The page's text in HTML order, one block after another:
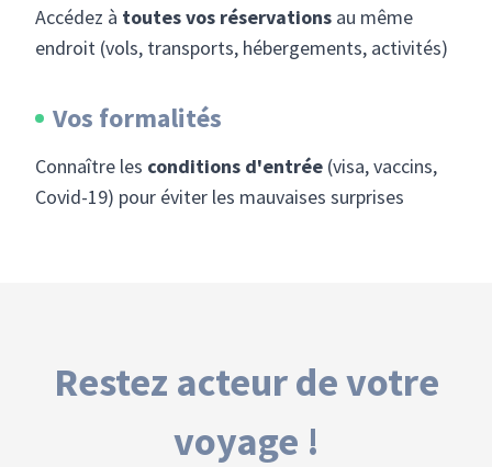
Accédez à toutes vos réservations au même
endroit (vols, transports, hébergements, activités)
Vos formalités
Connaître les conditions d'entrée (visa, vaccins,
Covid-19) pour éviter les mauvaises surprises
Restez acteur de votre
voyage !